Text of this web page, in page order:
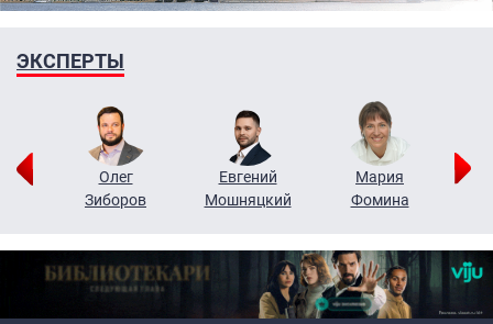
ЭКСПЕРТЫ
Олег
Зиборов
Евгений
Мошняцкий
Мария
Фомина